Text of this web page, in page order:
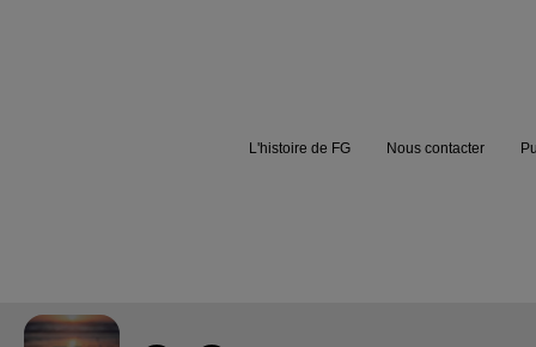
L'histoire de FG Nous contacter